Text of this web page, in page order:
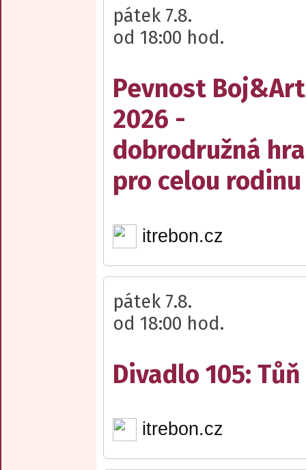
pátek 7.8.
od 18:00 hod.
Pevnost Boj&Art
2026 -
dobrodružná hra
pro celou rodinu
itrebon.cz
pátek 7.8.
od 18:00 hod.
Divadlo 105: Tůň
itrebon.cz